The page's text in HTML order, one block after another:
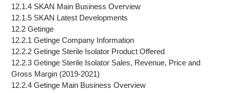
12.1.4 SKAN Main Business Overview
12.1.5 SKAN Latest Developments
12.2 Getinge
12.2.1 Getinge Company Information
12.2.2 Getinge Sterile Isolator Product Offered
12.2.3 Getinge Sterile Isolator Sales, Revenue, Price and
Gross Margin (2019-2021)
12.2.4 Getinge Main Business Overview